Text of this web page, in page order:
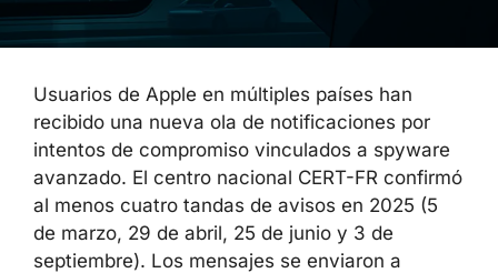
Usuarios de Apple en múltiples países han
recibido una nueva ola de notificaciones por
intentos de compromiso vinculados a spyware
avanzado. El centro nacional CERT-FR confirmó
al menos cuatro tandas de avisos en 2025 (5
de marzo, 29 de abril, 25 de junio y 3 de
septiembre). Los mensajes se enviaron a